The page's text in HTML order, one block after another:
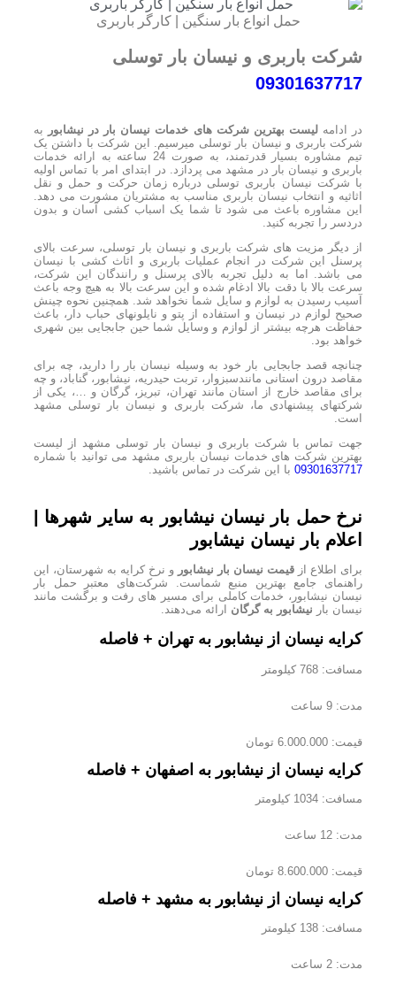
حمل انواع بار سنگین | کارگر باربری
شرکت باربری و نیسان بار توسلی
09301637717
در ادامه لیست بهترین شرکت های خدمات نیسان بار در نیشابوربه
شرکت باربری و نیسان بار توسلی میرسیم. این شرکت با داشتن یک
تیم مشاوره بسیار قدرتمند، به صورت 24 ساعته به ارائه خدمات
باربری و نیسان بار در مشهد می پردازد. در ابتدای امر با تماس اولیه
با شرکت نیسان باربری توسلی درباره زمان حرکت و حمل و نقل
اثاثیه و انتخاب نیسان باربری مناسب به مشتریان مشورت می دهد.
این مشاوره باعث می شود تا شما یک اسباب کشی آسان و بدون
دردسر را تجربه کنید.
از دیگر مزیت های شرکت باربری و نیسان بار توسلی، سرعت بالای
پرسنل این شرکت در انجام عملیات باربری و اثاث کشی با نیسان
می باشد. اما به دلیل تجربه بالای پرسنل و رانندگان این شرکت،
سرعت بالا با دقت بالا ادغام شده و این سرعت بالا به هیچ وجه باعث
آسیب رسیدن به لوازم و سایل شما نخواهد شد. همچنین نحوه چینش
صحیح لوازم در نیسان و استفاده از پتو و نایلونهای حباب دار، باعث
حفاظت هرچه بیشتر از لوازم و وسایل شما حین جابجایی بین شهری
خواهد بود.
چنانچه قصد جابجایی بار خود به وسیله نیسان بار را دارید، چه برای
مقاصد درون استانی مانندسبزوار، تربت حیدریه، نیشابور، گناباد، و چه
برای مقاصد خارج از استان مانند تهران، تبریز،گرگانو …، یکی از
شرکتهای پیشنهادی ما، شرکت باربری و نیسان بار توسلی مشهد
است.
جهت تماس با شرکت باربری و نیسان بار توسلی مشهد از لیست
بهترین شرکت های خدمات نیسان باربری مشهد می توانید با شماره
09301637717 با این شرکت در تماس باشید.
نرخ حمل بار نیسان نیشابور به سایر شهرها |
اعلام بار نیسان نیشابور
برای اطلاع ازقیمت نیسان بار نیشابورو نرخ کرایه به شهرستان، این
راهنمای جامع بهترین منبع شماست. شرکت‌های معتبر حمل بار
نیسان نیشابور، خدمات کاملی برای مسیر های رفت و برگشت مانند
نیسان بار نیشابور به گرگان ارائه می‌دهند.
کرایه نیسان از نیشابور به تهران + فاصله
مسافت: 768 کیلومتر
مدت: 9 ساعت
قیمت: 6.000.000 تومان
کرایه نیسان از نیشابور به اصفهان + فاصله
مسافت: 1034 کیلومتر
مدت: 12 ساعت
قیمت: 8.600.000 تومان
کرایه نیسان از نیشابور به مشهد + فاصله
مسافت: 138 کیلومتر
مدت: 2 ساعت